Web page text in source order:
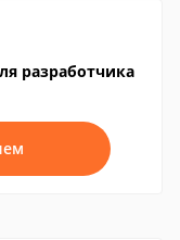
разработчика